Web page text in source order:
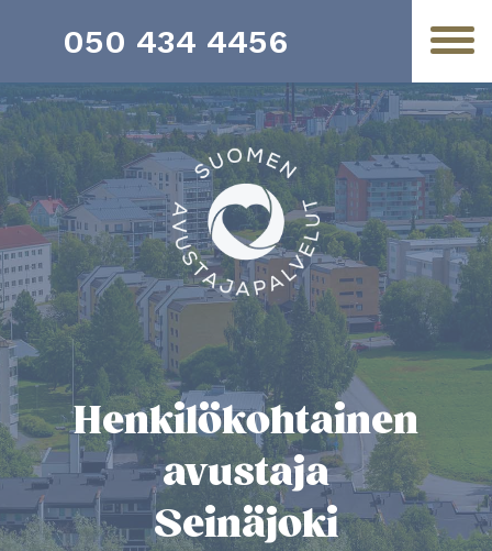
050 434 4456
Henkilö­­kohtainen
avustaja
Seinäjoki